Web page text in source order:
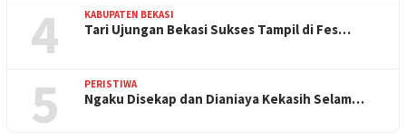
4 KABUPATEN BEKASI
Tari Ujungan Bekasi Sukses Tampil di Fes…
5 PERISTIWA
Ngaku Disekap dan Dianiaya Kekasih Selam…